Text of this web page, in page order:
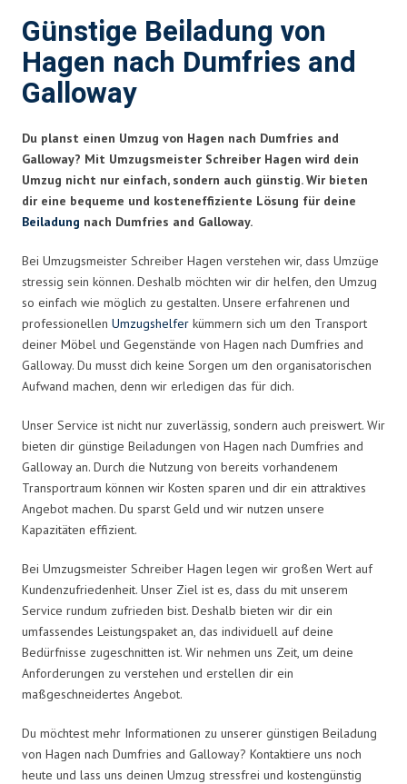
Günstige Beiladung von
Hagen nach Dumfries and
Galloway
Du planst einen Umzug von Hagen nach Dumfries and
Galloway? Mit Umzugsmeister Schreiber Hagen wird dein
Umzug nicht nur einfach, sondern auch günstig. Wir bieten
dir eine bequeme und kosteneffiziente Lösung für deine
Beiladung nach Dumfries and Galloway.
Bei Umzugsmeister Schreiber Hagen verstehen wir, dass Umzüge
stressig sein können. Deshalb möchten wir dir helfen, den Umzug
so einfach wie möglich zu gestalten. Unsere erfahrenen und
professionellen Umzugshelfer kümmern sich um den Transport
deiner Möbel und Gegenstände von Hagen nach Dumfries and
Galloway. Du musst dich keine Sorgen um den organisatorischen
Aufwand machen, denn wir erledigen das für dich.
Unser Service ist nicht nur zuverlässig, sondern auch preiswert. Wir
bieten dir günstige Beiladungen von Hagen nach Dumfries and
Galloway an. Durch die Nutzung von bereits vorhandenem
Transportraum können wir Kosten sparen und dir ein attraktives
Angebot machen. Du sparst Geld und wir nutzen unsere
Kapazitäten effizient.
Bei Umzugsmeister Schreiber Hagen legen wir großen Wert auf
Kundenzufriedenheit. Unser Ziel ist es, dass du mit unserem
Service rundum zufrieden bist. Deshalb bieten wir dir ein
umfassendes Leistungspaket an, das individuell auf deine
Bedürfnisse zugeschnitten ist. Wir nehmen uns Zeit, um deine
Anforderungen zu verstehen und erstellen dir ein
maßgeschneidertes Angebot.
Du möchtest mehr Informationen zu unserer günstigen Beiladung
von Hagen nach Dumfries and Galloway? Kontaktiere uns noch
heute und lass uns deinen Umzug stressfrei und kostengünstig